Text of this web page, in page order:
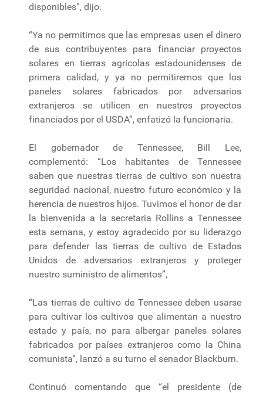
disponibles”, dijo.
“Ya no permitimos que las empresas usen el dinero
de sus contribuyentes para financiar proyectos
solares en tierras agrícolas estadounidenses de
primera calidad, y ya no permitiremos que los
paneles solares fabricados por adversarios
extranjeros se utilicen en nuestros proyectos
financiados por el USDA”, enfatizó la funcionaria.
El gobernador de Tennessee, Bill Lee,
complementó: “Los habitantes de Tennessee
saben que nuestras tierras de cultivo son nuestra
seguridad nacional, nuestro futuro económico y la
herencia de nuestros hijos. Tuvimos el honor de dar
la bienvenida a la secretaria Rollins a Tennessee
esta semana, y estoy agradecido por su liderazgo
para defender las tierras de cultivo de Estados
Unidos de adversarios extranjeros y proteger
nuestro suministro de alimentos”,
“Las tierras de cultivo de Tennessee deben usarse
para cultivar los cultivos que alimentan a nuestro
estado y país, no para albergar paneles solares
fabricados por países extranjeros como la China
comunista”, lanzó a su turno el senador Blackburn.
Continuó comentando que “el presidente (de